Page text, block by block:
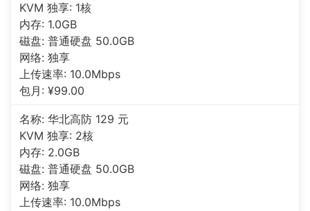
KVM 独享: 1核
内存: 1.0GB
磁盘: 普通硬盘 50.0GB
网络: 独享
上传速率: 10.0Mbps
包月: ¥99.00
名称: 华北高防 129 元
KVM 独享: 2核
内存: 2.0GB
磁盘: 普通硬盘 50.0GB
网络: 独享
上传速率: 10.0Mbps